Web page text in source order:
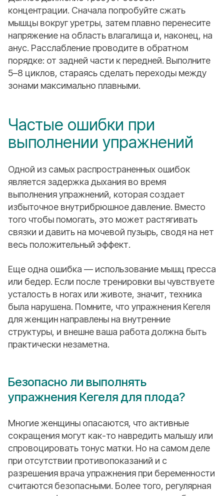
концентрации. Сначала попробуйте сжать
мышцы вокруг уретры, затем плавно перенесите
напряжение на область влагалища и, наконец, на
анус. Расслабление проводите в обратном
порядке: от задней части к передней. Выполните
5–8 циклов, стараясь сделать переходы между
зонами максимально плавными.
Частые ошибки при
выполнении упражнений
Одной из самых распространенных ошибок
является задержка дыхания во время
выполнения упражнений, которая создает
избыточное внутрибрюшное давление. Вместо
того чтобы помогать, это может растягивать
связки и давить на мочевой пузырь, сводя на нет
весь положительный эффект.
Еще одна ошибка — использование мышц пресса
или бедер. Если после тренировки вы чувствуете
усталость в ногах или животе, значит, техника
была нарушена. Помните, что упражнения Кегеля
для женщин направлены на внутренние
структуры, и внешне ваша работа должна быть
практически незаметна.
Безопасно ли выполнять
упражнения Кегеля для плода?
Многие женщины опасаются, что активные
сокращения могут как-то навредить малышу или
спровоцировать тонус матки. Но на самом деле
при отсутствии противопоказаний и с
разрешения врача упражнения при беременности
считаются безопасными. Более того, регулярная